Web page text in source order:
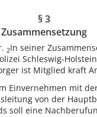
§ 3
Zusammensetzung
2In seiner
Schleswig-
ist Mitglied kraft
Einvernehmen mit
von der
soll eine